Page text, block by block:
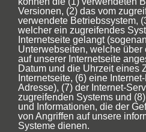
Versionen, (2) das vom
verwendete Betriebssystem,
welcher ein zugreifendes
Internetseite gelangt
Unterwebseiten, welche
auf unserer Internetseite
Datum und die Uhrzeit eines
Internetseite, (6) eine
Adresse), (7) der Internet-
zugreifenden Systems und
und Informationen, die der
von Angriffen auf unsere
Systeme dienen.